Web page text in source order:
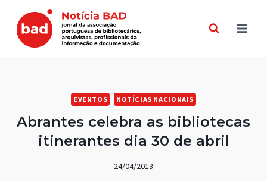
content
EVENTOS NOTÍCIAS NACIONAIS
Abrantes celebra as bibliotecas
itinerantes dia 30 de abril
24/04/2013